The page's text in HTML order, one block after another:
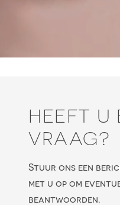
HEEFT U
VRAAG?
Stuur ons een
met u op om
beantwoorden.